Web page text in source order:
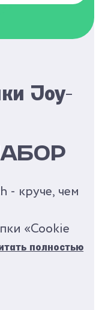
Joy-
- круче, чем
«Cookie
В
полностью